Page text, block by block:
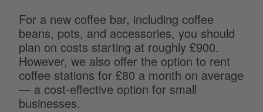
For a new coffee bar, including coffee
beans, pots, and accessories, you should
plan on costs starting at roughly £900.
However, we also offer the option to rent
coffee stations for £80 a month on average
— a cost-effective option for small
businesses.